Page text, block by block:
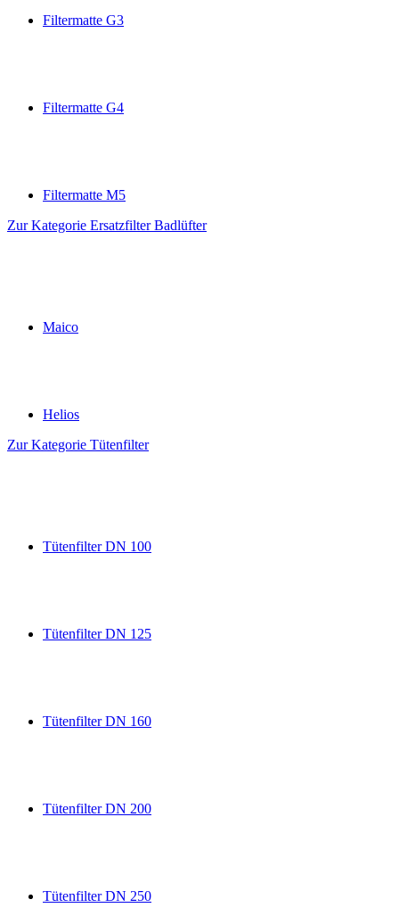
Filtermatte G3
Filtermatte G4
Filtermatte M5
Zur Kategorie Ersatzfilter Badlüfter
Maico
Helios
Zur Kategorie Tütenfilter
Tütenfilter DN 100
Tütenfilter DN 125
Tütenfilter DN 160
Tütenfilter DN 200
Tütenfilter DN 250